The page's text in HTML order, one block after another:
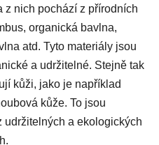
z nich pochází z přírodních
organická bavlna,
atd. Tyto materiály jsou
a udržitelné. Stejně tak
kůži, jako je například
kůže. To jsou
a ekologických